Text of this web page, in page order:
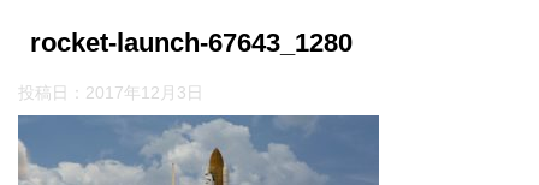
rocket-launch-67643_1280
投稿日： 2017年12月3日